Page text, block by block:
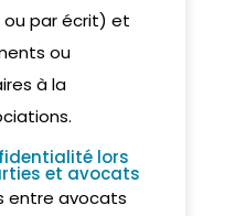
par écrit) et
ou
à la
lors
et avocats
entre avocats